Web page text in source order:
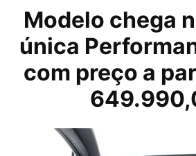
Modelo chega
única
com preço a